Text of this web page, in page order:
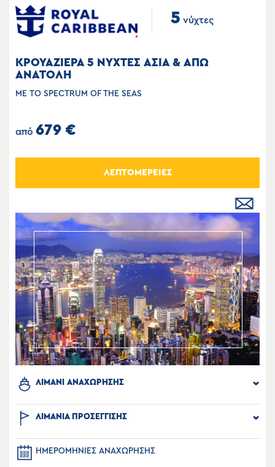
5 νύχτες
ΚΡΟΥΑΖΙΕΡΑ 5 ΝΥΧΤΕΣ ΑΣΙΑ & ΑΠΩ
ΑΝΑΤΟΛΗ
ΜΕ ΤΟ SPECTRUM OF THE SEAS
από 679 €
ΛΕΠΤΟΜΕΡΕΙΕΣ
ΛΙΜΑΝΙ ΑΝΑΧΩΡΗΣΗΣ
ΛΙΜΑΝΙΑ ΠΡΟΣΕΓΓΙΣΗΣ
ΗΜΕΡΟΜΗΝΙΕΣ ΑΝΑΧΩΡΗΣΗΣ